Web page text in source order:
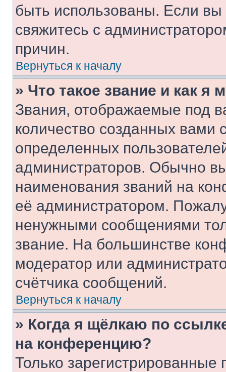
быть использованы. Если
свяжитесь с
причин.
Вернуться к началу
» Что такое звание и как я
Звания, отображаемые под
количество созданных
определенных
администраторов. Обычно
наименования званий на
её администратором.
ненужными сообщениями
звание. На большинстве
модератор или
счётчика сообщений.
Вернуться к началу
» Когда я щёлкаю по
на конференцию?
Только зарегистрированные